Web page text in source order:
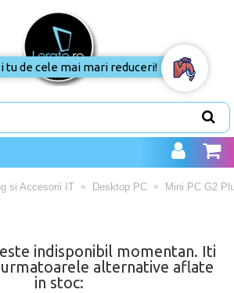
si Accesorii IT Desktop PC Mini PC G2
indisponibil momentan. Iti
alternative aflate
in stoc:
tu de cele mai mari reduceri!